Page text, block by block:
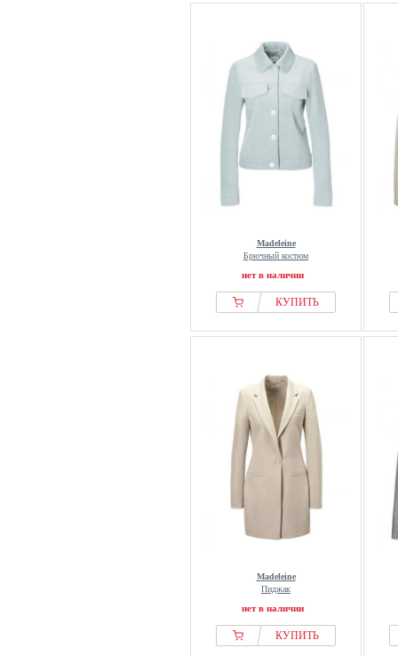
Madeleine
Брючный костюм
нет в наличии
КУПИТЬ
Madeleine
Пиджак
нет в наличии
КУПИТЬ